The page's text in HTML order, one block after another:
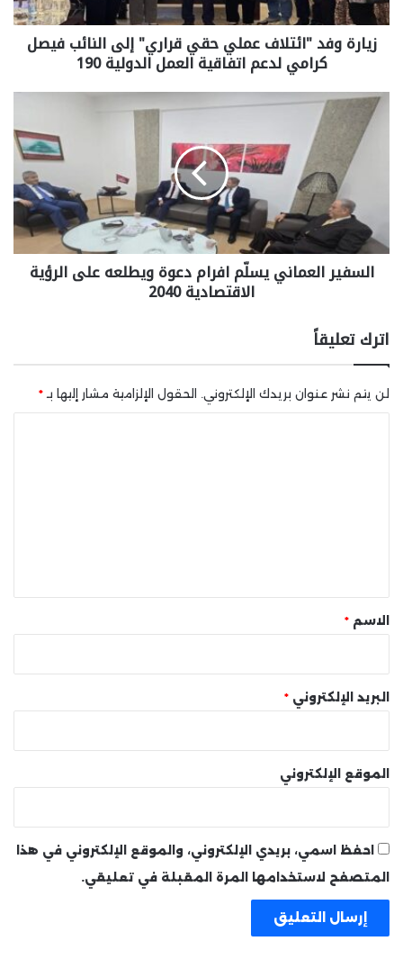
زيارة وفد "ائتلاف عملي حقي قراري" إلى النائب فيصل
كرامي لدعم اتفاقية العمل الدولية 190
السفير العماني يسلّم افرام دعوة ويطلعه على الرؤية
الاقتصادية 2040
اترك تعليقاً
لن يتم نشر عنوان بريدك الإلكتروني. الحقول الإلزامية مشار إليها بـ *
* الاسم *
البريد الإلكتروني *
الموقع الإلكتروني
احفظ اسمي، بريدي الإلكتروني، والموقع الإلكتروني في هذا
المتصفح لاستخدامها المرة المقبلة في تعليقي.